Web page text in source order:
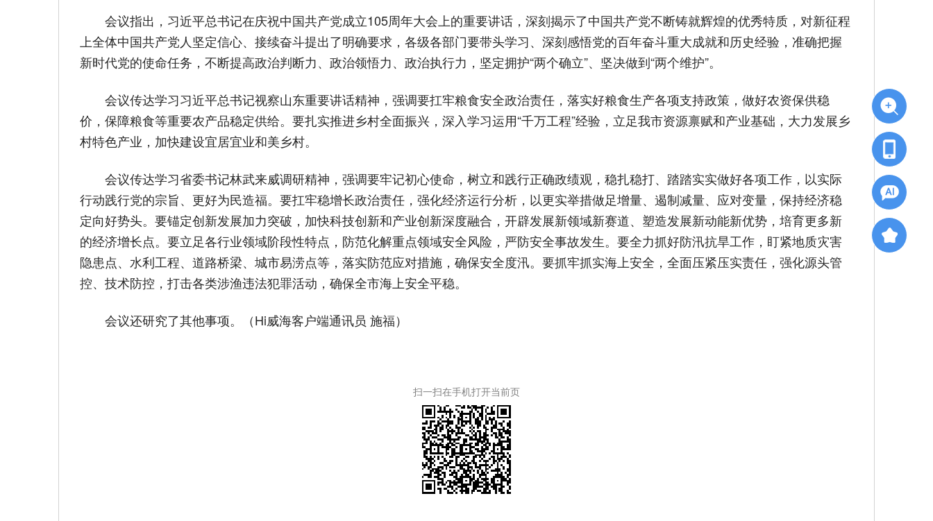
会议指出，习近平总书记在庆祝中国共产党成立105周年大会上的重要讲话，深刻揭示了中国共产党不断铸就辉煌的优秀特质，对新征程
上全体中国共产党人坚定信心、接续奋斗提出了明确要求，各级各部门要带头学习、深刻感悟党的百年奋斗重大成就和历史经验，准确把握
新时代党的使命任务，不断提高政治判断力、政治领悟力、政治执行力，坚定拥护“两个确立”、坚决做到“两个维护”。
会议传达学习习近平总书记视察山东重要讲话精神，强调要扛牢粮食安全政治责任，落实好粮食生产各项支持政策，做好农资保供稳
价，保障粮食等重要农产品稳定供给。要扎实推进乡村全面振兴，深入学习运用“千万工程”经验，立足我市资源禀赋和产业基础，大力发展乡
村特色产业，加快建设宜居宜业和美乡村。
会议传达学习省委书记林武来威调研精神，强调要牢记初心使命，树立和践行正确政绩观，稳扎稳打、踏踏实实做好各项工作，以实际
行动践行党的宗旨、更好为民造福。要扛牢稳增长政治责任，强化经济运行分析，以更实举措做足增量、遏制减量、应对变量，保持经济稳
定向好势头。要锚定创新发展加力突破，加快科技创新和产业创新深度融合，开辟发展新领域新赛道、塑造发展新动能新优势，培育更多新
的经济增长点。要立足各行业领域阶段性特点，防范化解重点领域安全风险，严防安全事故发生。要全力抓好防汛抗旱工作，盯紧地质灾害
隐患点、水利工程、道路桥梁、城市易涝点等，落实防范应对措施，确保安全度汛。要抓牢抓实海上安全，全面压紧压实责任，强化源头管
控、技术防控，打击各类涉渔违法犯罪活动，确保全市海上安全平稳。
会议还研究了其他事项。（Hi威海客户端通讯员 施福）
扫一扫在手机打开当前页